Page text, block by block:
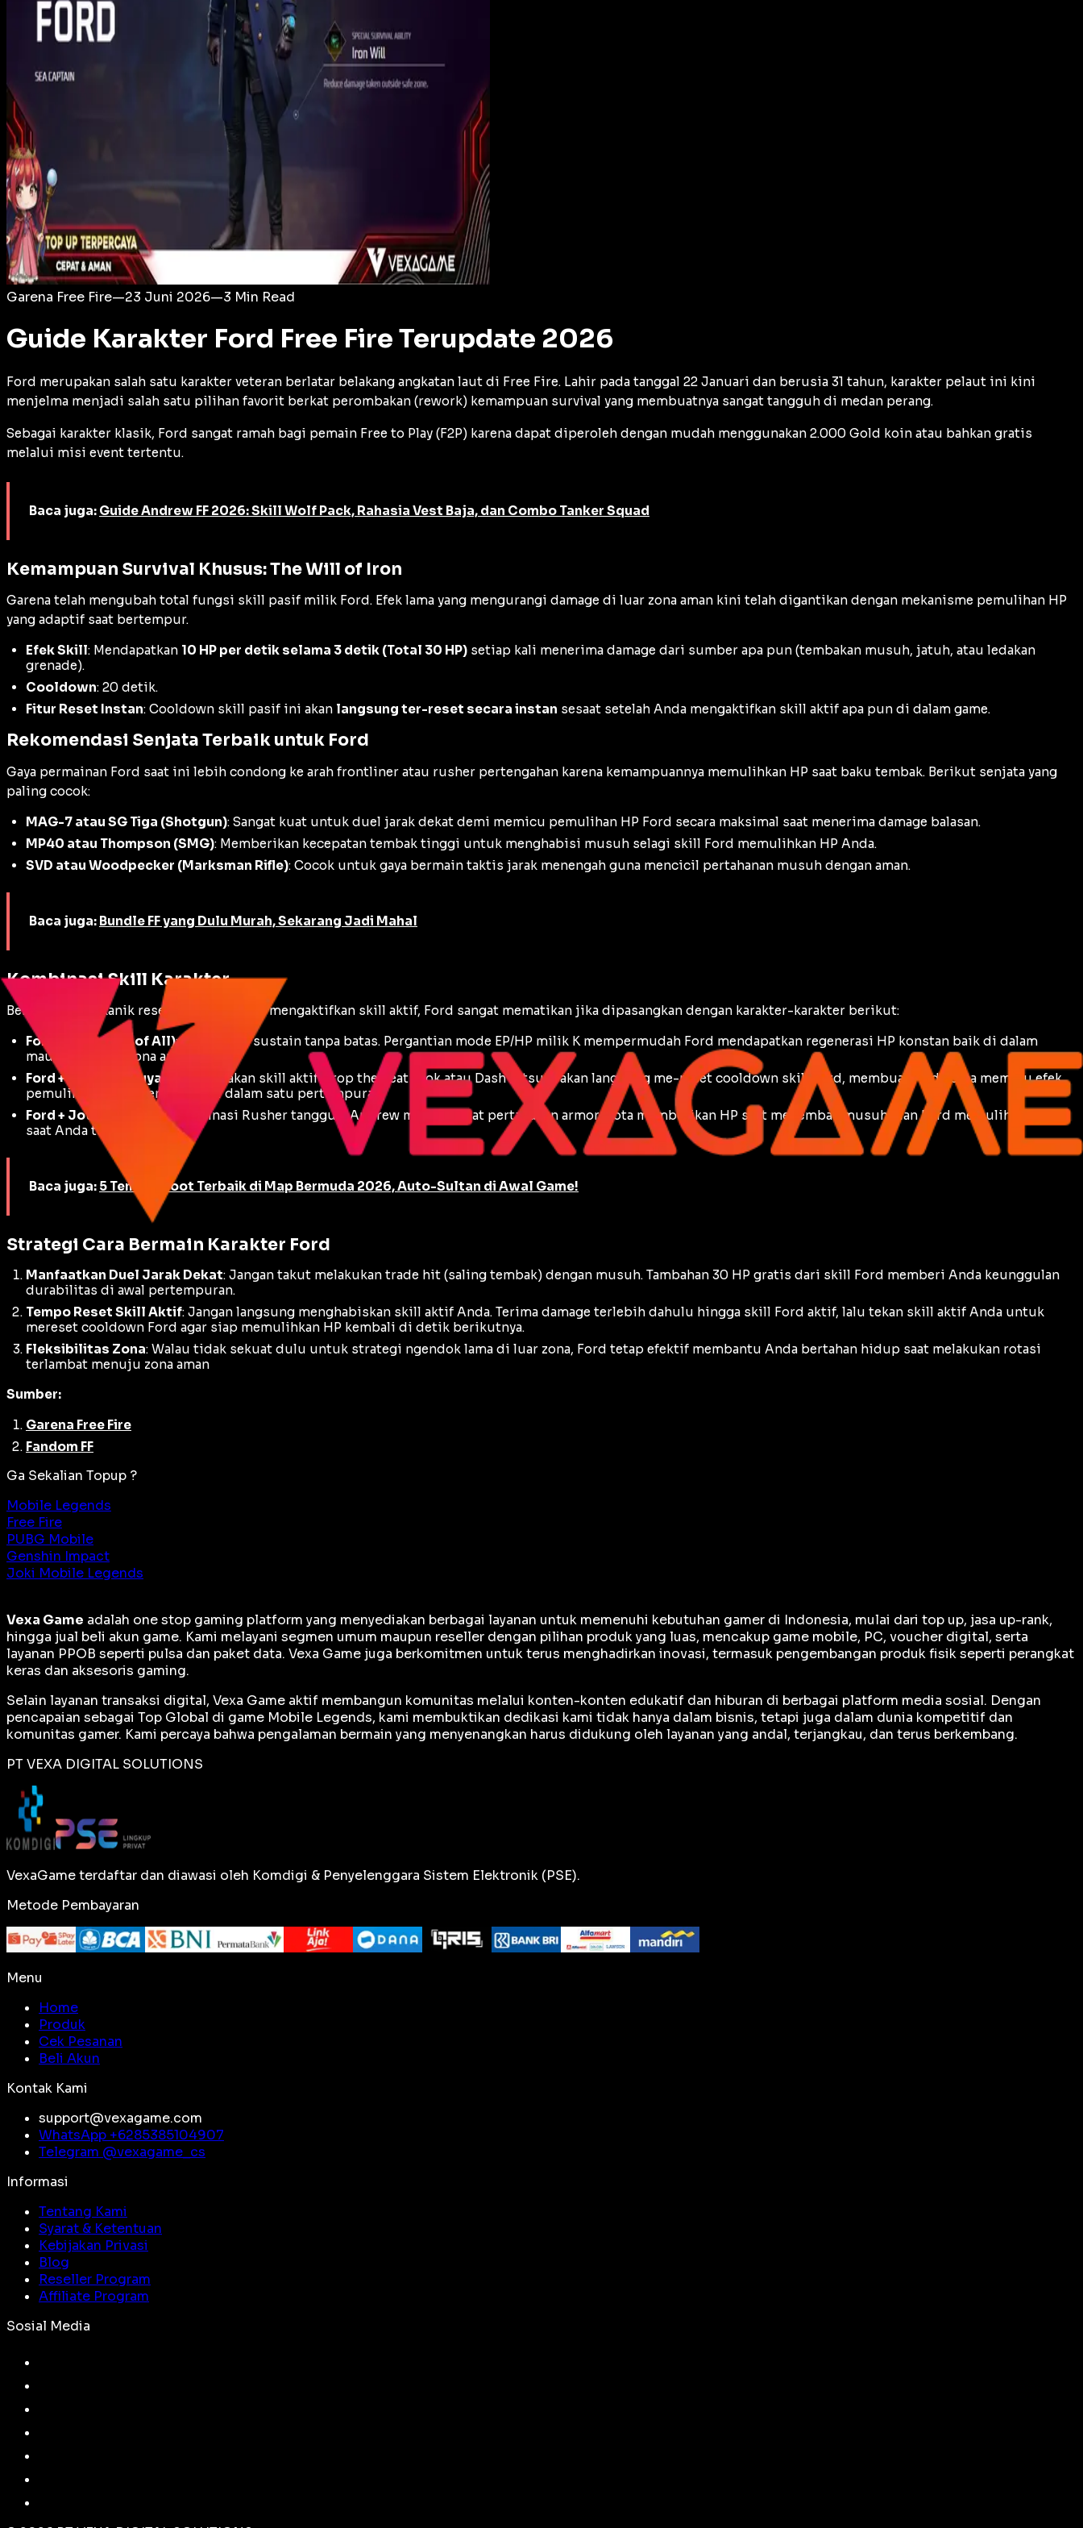
Login
Garena Free Fire—23 Juni 2026—3 Min Read
Guide Karakter Ford Free Fire Terupdate 2026
Ford merupakan salah satu karakter veteran berlatar belakang angkatan laut di Free Fire. Lahir pada tanggal 22 Januari dan berusia 31 tahun, karakter pelaut ini kini
menjelma menjadi salah satu pilihan favorit berkat perombakan (rework) kemampuan survival yang membuatnya sangat tangguh di medan perang.
Sebagai karakter klasik, Ford sangat ramah bagi pemain Free to Play (F2P) karena dapat diperoleh dengan mudah menggunakan 2.000 Gold koin atau bahkan gratis
melalui misi event tertentu.
Baca juga: Guide Andrew FF 2026: Skill Wolf Pack, Rahasia Vest Baja, dan Combo Tanker Squad
Kemampuan Survival Khusus: The Will of Iron
Garena telah mengubah total fungsi skill pasif milik Ford. Efek lama yang mengurangi damage di luar zona aman kini telah digantikan dengan mekanisme pemulihan HP
yang adaptif saat bertempur.
Efek Skill: Mendapatkan 10 HP per detik selama 3 detik (Total 30 HP) setiap kali menerima damage dari sumber apa pun (tembakan musuh, jatuh, atau ledakan
grenade).
Cooldown: 20 detik.
Fitur Reset Instan: Cooldown skill pasif ini akan langsung ter-reset secara instan sesaat setelah Anda mengaktifkan skill aktif apa pun di dalam game.
Rekomendasi Senjata Terbaik untuk Ford
Gaya permainan Ford saat ini lebih condong ke arah frontliner atau rusher pertengahan karena kemampuannya memulihkan HP saat baku tembak. Berikut senjata yang
paling cocok:
MAG-7 atau SG Tiga (Shotgun): Sangat kuat untuk duel jarak dekat demi memicu pemulihan HP Ford secara maksimal saat menerima damage balasan.
MP40 atau Thompson (SMG): Memberikan kecepatan tembak tinggi untuk menghabisi musuh selagi skill Ford memulihkan HP Anda.
SVD atau Woodpecker (Marksman Rifle): Cocok untuk gaya bermain taktis jarak menengah guna mencicil pertahanan musuh dengan aman.
Baca juga: Bundle FF yang Dulu Murah, Sekarang Jadi Mahal
Kombinasi Skill Karakter
Berkat fitur mekanik reset
saat mengaktifkan skill aktif, Ford sangat mematikan jika dipasangkan dengan karakter-karakter berikut:
Ford + K (Master of All): Kombinasi sustain tanpa batas. Pergantian mode EP/HP milik K mempermudah Ford mendapatkan regenerasi HP konstan baik di dalam
maupun di luar zona aman.
Ford + Alok / Tatsuya : Menggunakan skill aktif Drop the Beat Alok atau DashTatsuya akan langsung me-reset cooldown skill Ford, membuat Anda bisa memicu efek
pemulihan 30 HP berulang kali dalam satu pertempuran.
Ford + Jota + Andrew: Kombinasi Rusher tangguh. Andrew memperkuat pertahanan armor, Jota memberikan HP saat menembak musuh, dan Ford memulihkan HP
saat Anda terkena hit.
Baca juga: 5 Tempat Loot Terbaik di Map Bermuda 2026, Auto-Sultan di Awal Game!
Strategi Cara Bermain Karakter Ford
Manfaatkan Duel Jarak Dekat: Jangan takut melakukan trade hit (saling tembak) dengan musuh. Tambahan 30 HP gratis dari skill Ford memberi Anda keunggulan
durabilitas di awal pertempuran.
Tempo Reset Skill Aktif: Jangan langsung menghabiskan skill aktif Anda. Terima damage terlebih dahulu hingga skill Ford aktif, lalu tekan skill aktif Anda untuk
mereset cooldown Ford agar siap memulihkan HP kembali di detik berikutnya.
Fleksibilitas Zona: Walau tidak sekuat dulu untuk strategi ngendok lama di luar zona, Ford tetap efektif membantu Anda bertahan hidup saat melakukan rotasi
terlambat menuju zona aman
Sumber:
Garena Free Fire
Fandom FF
Ga Sekalian Topup ?
Mobile Legends
Free Fire
PUBG Mobile
Genshin Impact
Joki Mobile Legends
Vexa Game adalah one stop gaming platform yang menyediakan berbagai layanan untuk memenuhi kebutuhan gamer di Indonesia, mulai dari top up, jasa up-rank,
hingga jual beli akun game. Kami melayani segmen umum maupun reseller dengan pilihan produk yang luas, mencakup game mobile, PC, voucher digital, serta
layanan PPOB seperti pulsa dan paket data. Vexa Game juga berkomitmen untuk terus menghadirkan inovasi, termasuk pengembangan produk fisik seperti perangkat
keras dan aksesoris gaming.
Selain layanan transaksi digital, Vexa Game aktif membangun komunitas melalui konten-konten edukatif dan hiburan di berbagai platform media sosial. Dengan
pencapaian sebagai Top Global di game Mobile Legends, kami membuktikan dedikasi kami tidak hanya dalam bisnis, tetapi juga dalam dunia kompetitif dan
komunitas gamer. Kami percaya bahwa pengalaman bermain yang menyenangkan harus didukung oleh layanan yang andal, terjangkau, dan terus berkembang.
PT VEXA DIGITAL SOLUTIONS
VexaGame terdaftar dan diawasi oleh Komdigi & Penyelenggara Sistem Elektronik (PSE).
Metode Pembayaran
Menu
Home
Produk
Cek Pesanan
Beli Akun
Kontak Kami
support@vexagame.com
WhatsApp +6285385104907
Telegram @vexagame_cs
Informasi
Tentang Kami
Syarat & Ketentuan
Kebijakan Privasi
Blog
Reseller Program
Affiliate Program
Sosial Media